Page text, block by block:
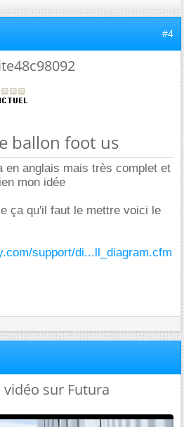
#4
ballon foot us
en anglais mais très complet et
mon idée
ça qu'il faut le mettre voici le
support/di...ll_diagram.cfm
vidéo sur Futura